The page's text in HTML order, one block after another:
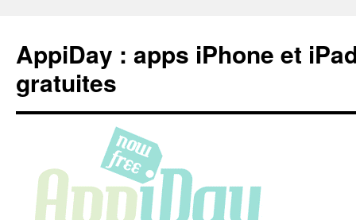
contenu
AppiDay : apps iPhone et
gratuites